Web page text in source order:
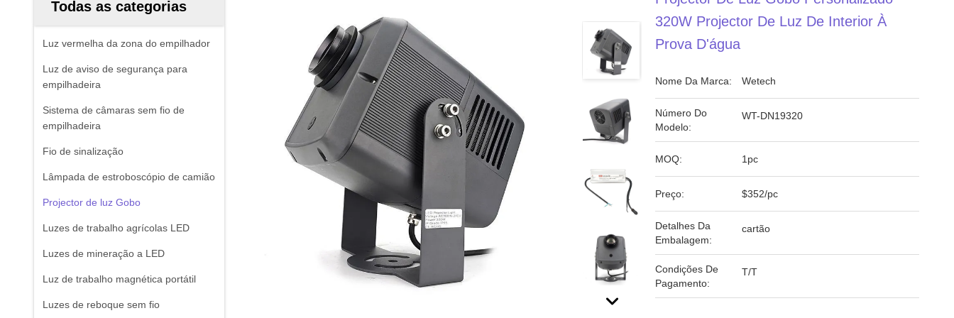
Todas as categorias
Luz vermelha da zona do empilhador
Luz de aviso de segurança para
empilhadeira
Sistema de câmaras sem fio de
empilhadeira
Fio de sinalização
Lâmpada de estroboscópio de camião
Projector de luz Gobo
Luzes de trabalho agrícolas LED
Luzes de mineração a LED
Luz de trabalho magnética portátil
Luzes de reboque sem fio
320W Projector De Luz De Interior À
Prova D'água
Nome Da Marca: Wetech
Número Do
Modelo:
WT-DN19320
MOQ: 1pc
Preço: $352/pc
Detalhes Da
Embalagem:
cartão
Condições De
Pagamento:
T/T